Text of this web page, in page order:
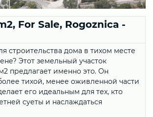
For Sale, Rogoznica -
строительства дома в тихом месте
Этот земельный участок
предлагает именно это. Он
тихой, менее оживленной части
его идеальным для тех, кто
суеты и наслаждаться